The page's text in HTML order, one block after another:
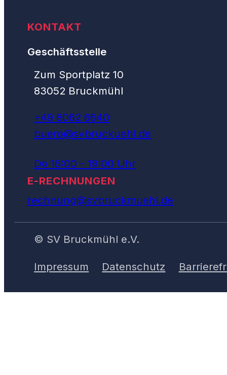
KONTAKT
Geschäftsstelle
Zum Sportplatz 10
83052 Bruckmühl
+49 8062 6640
buero@svbruckuehl.de
Do 16:00 - 19:00 Uhr
E-RECHNUNGEN
rechnung@svbruckmuehl.de
© SV Bruckmühl e.V.
Impressum Datenschutz